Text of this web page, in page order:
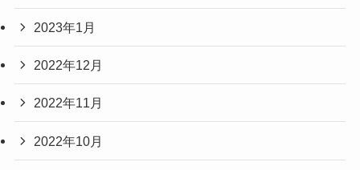
2023年1月
2022年12月
2022年11月
2022年10月